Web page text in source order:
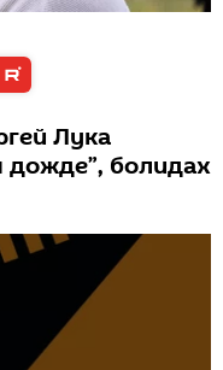
Лука
дожде”, болидах